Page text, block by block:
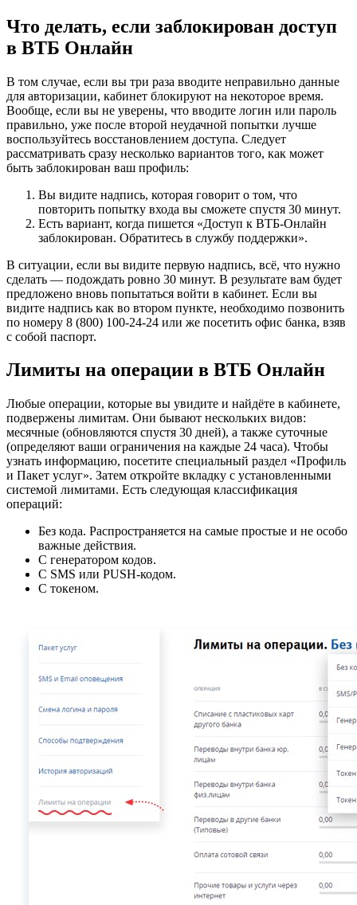
Что делать, если заблокирован доступ
в ВТБ Онлайн
В том случае, если вы три раза вводите неправильно данные
для авторизации, кабинет блокируют на некоторое время.
Вообще, если вы не уверены, что вводите логин или пароль
правильно, уже после второй неудачной попытки лучше
воспользуйтесь восстановлением доступа. Следует
рассматривать сразу несколько вариантов того, как может
быть заблокирован ваш профиль:
Вы видите надпись, которая говорит о том, что
повторить попытку входа вы сможете спустя 30 минут.
Есть вариант, когда пишется «Доступ к ВТБ-Онлайн
заблокирован. Обратитесь в службу поддержки».
В ситуации, если вы видите первую надпись, всё, что нужно
сделать — подождать ровно 30 минут. В результате вам будет
предложено вновь попытаться войти в кабинет. Если вы
видите надпись как во втором пункте, необходимо позвонить
по номеру 8 (800) 100-24-24 или же посетить офис банка, взяв
с собой паспорт.
Лимиты на операции в ВТБ Онлайн
Любые операции, которые вы увидите и найдёте в кабинете,
подвержены лимитам. Они бывают нескольких видов:
месячные (обновляются спустя 30 дней), а также суточные
(определяют ваши ограничения на каждые 24 часа). Чтобы
узнать информацию, посетите специальный раздел «Профиль
и Пакет услуг». Затем откройте вкладку с установленными
системой лимитами. Есть следующая классификация
операций:
Без кода. Распространяется на самые простые и не особо
важные действия.
С генератором кодов.
С SMS или PUSH-кодом.
С токеном.